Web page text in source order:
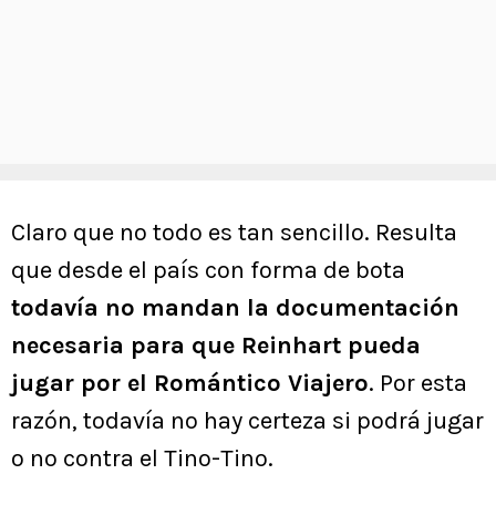
Claro que no todo es tan sencillo. Resulta
que desde el país con forma de bota
todavía no mandan la documentación
necesaria para que Reinhart pueda
jugar por el Romántico Viajero. Por esta
razón, todavía no hay certeza si podrá jugar
o no contra el Tino-Tino.